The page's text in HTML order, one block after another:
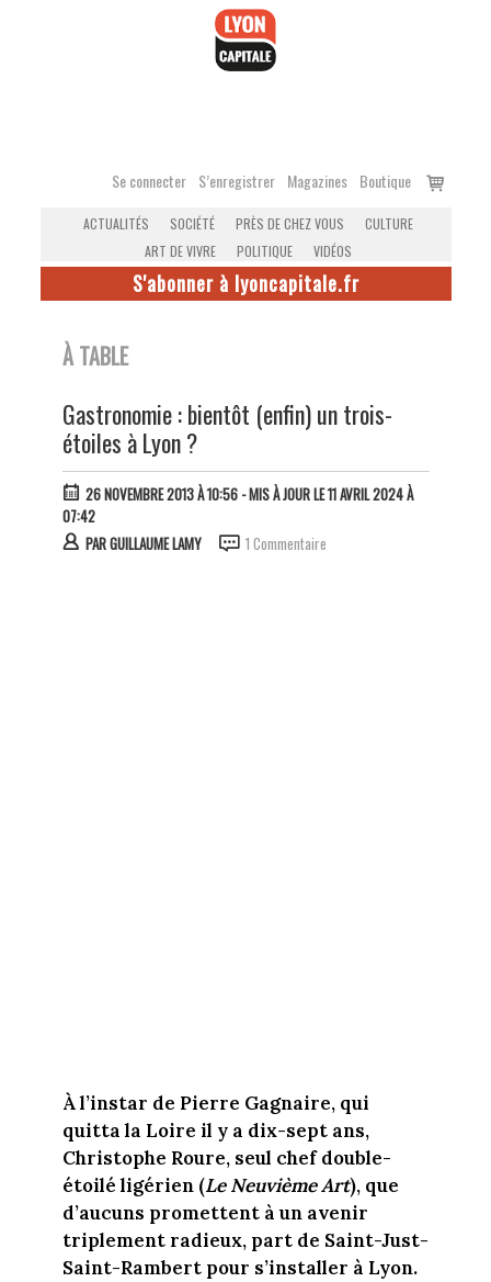
Se connecter S’enregistrer Magazines Boutique
Voir
ACTUALITÉS SOCIÉTÉ PRÈS DE CHEZ VOUS
CULTURE
ART DE VIVRE
POLITIQUE VIDÉOS
S'abonner à lyoncapitale.fr
À TABLE
Gastronomie : bientôt (enfin) un trois-
étoiles à Lyon ?
26 NOVEMBRE 2013 À 10:56- MIS À JOUR LE 11 AVRIL 2024 À
07:42
PARGUILLAUME LAMY 1 Commentaire
À l’instar de Pierre Gagnaire, qui
quitta la Loire il y a dix-sept ans,
Christophe Roure, seul chef double-
étoilé ligérien (Le Neuvième Art), que
d’aucuns promettent à un avenir
triplement radieux, part de Saint-Just-
Saint-Rambert pour s’installer à Lyon.